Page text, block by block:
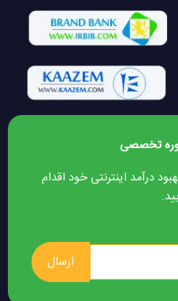
تخصصی
درآمد اینترنتی خود اقدام
ارسال